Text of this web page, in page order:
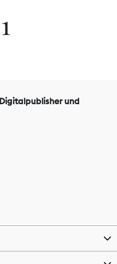
1
und